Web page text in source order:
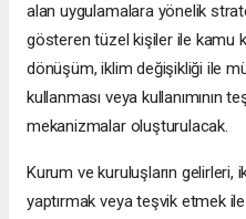
alan uygulamalara yönelik
gösteren tüzel kişiler ile kamu
dönüşüm, iklim değişikliği ile
kullanması veya kullanımının
mekanizmalar oluşturulacak.
Kurum ve kuruluşların gelirleri,
yaptırmak veya teşvik etmek ile